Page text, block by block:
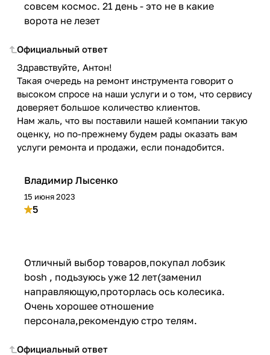
совсем космос. 21 день - это не в какие
ворота не лезет
Официальный ответ
Здравствуйте, Антон!
Такая очередь на ремонт инструмента говорит о
высоком спросе на наши услуги и о том, что сервису
доверяет большое количество клиентов.
Нам жаль, что вы поставили нашей компании такую
оценку, но по-прежнему будем рады оказать вам
услуги ремонта и продажи, если понадобится.
Владимир Лысенко
15 июня 2023
5
Отличный выбор товаров,покупал лобзик
bosh , подьзуюсь уже 12 лет(заменил
направляющую,проторлась ось колесика.
Очень хорошее отношение
персонала,рекомендую стро телям.
Официальный ответ